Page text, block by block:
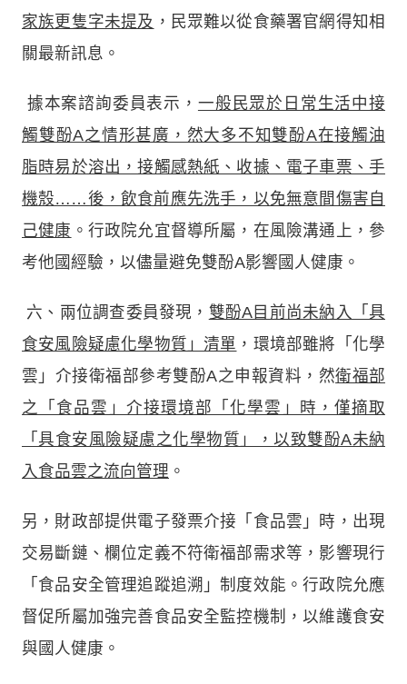
家族更隻字未提及 ，民眾難以從食藥署官網得知相
關最新訊息。
據本案諮詢委員表示， 一般民眾於日常生活中接
觸雙酚A之情形甚廣，然大多不知雙酚A在接觸油
脂時易於溶出，接觸感熱紙、收據、電子車票、手
機殼……後，飲食前應先洗手，以免無意間傷害自
己健康 。行政院允宜督導所屬，在風險溝通上，參
考他國經驗，以儘量避免雙酚A影響國人健康。
六、兩位調查委員發現， 雙酚A目前尚未納入「具
食安風險疑慮化學物質」清單 ，環境部雖將「化學
雲」介接衛福部參考雙酚A之申報資料，然衛福部
之「食品雲」介接環境部「化學雲」時，僅摘取
「具食安風險疑慮之化學物質」，以致雙酚A未納
入食品雲之流向管理 。
另，財政部提供電子發票介接「食品雲」時，出現
交易斷鏈、欄位定義不符衛福部需求等，影響現行
「食品安全管理追蹤追溯」制度效能。行政院允應
督促所屬加強完善食品安全監控機制，以維護食安
與國人健康。